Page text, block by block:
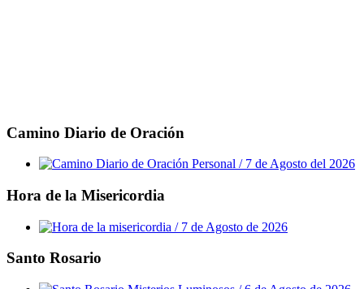
Camino Diario de Oración
Hora de la Misericordia
Santo Rosario